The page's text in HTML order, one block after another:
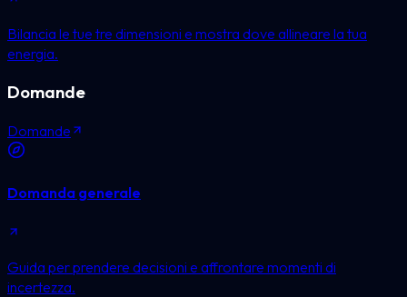
Bilancia le tue tre dimensioni e mostra dove allineare la tua
energia.
Domande
Domande
Domanda generale
Guida per prendere decisioni e affrontare momenti di
incertezza.